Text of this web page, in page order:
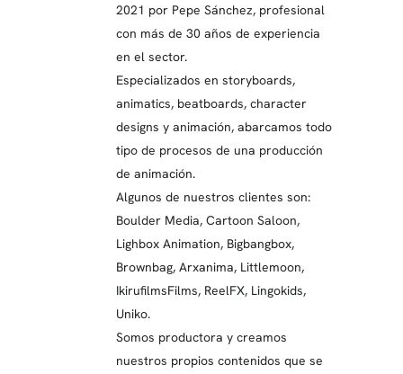
2021 por Pepe Sánchez, profesional
con más de 30 años de experiencia
en el sector.
Especializados en storyboards,
animatics, beatboards, character
designs y animación, abarcamos todo
tipo de procesos de una producción
de animación.
Algunos de nuestros clientes son:
Boulder Media, Cartoon Saloon,
Lighbox Animation, Bigbangbox,
Brownbag, Arxanima, Littlemoon,
IkirufilmsFilms, ReelFX, Lingokids,
Uniko.
Somos productora y creamos
nuestros propios contenidos que se